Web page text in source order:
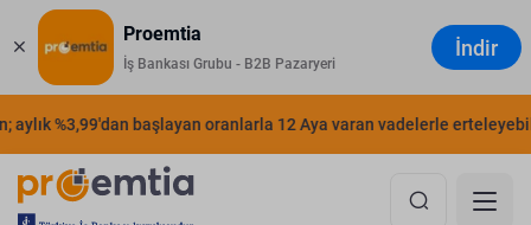
Proemtia
İş Bankası Grubu - B2B Pazaryeri
İndir
%3,99'dan başlayan oranlarla 12 Aya varan vadelerle